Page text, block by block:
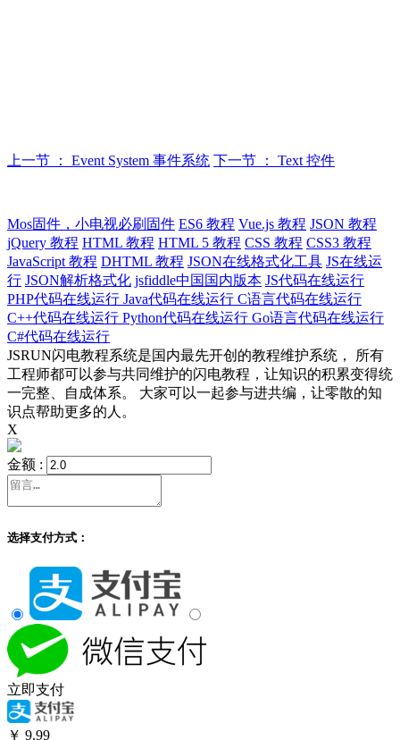
上一节 ： Event System 事件系统 下一节 ： Text 控件
Mos固件，小电视必刷固件 ES6 教程 Vue.js 教程 JSON 教程
jQuery 教程 HTML 教程 HTML 5 教程 CSS 教程 CSS3 教程
JavaScript 教程 DHTML 教程 JSON在线格式化工具 JS在线运
行 JSON解析格式化 jsfiddle中国国内版本 JS代码在线运行
PHP代码在线运行 Java代码在线运行 C语言代码在线运行
C++代码在线运行 Python代码在线运行 Go语言代码在线运行
C#代码在线运行
JSRUN闪电教程系统是国内最先开创的教程维护系统， 所有
工程师都可以参与共同维护的闪电教程，让知识的积累变得统
一完整、自成体系。 大家可以一起参与进共编，让零散的知
识点帮助更多的人。
X
金额 :
选择支付方式：
立即支付
￥ 9.99